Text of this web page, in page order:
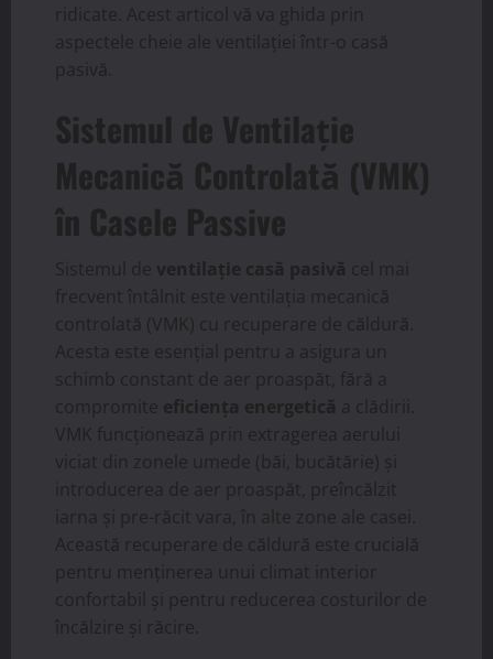
ridicate. Acest articol vă va ghida prin
aspectele cheie ale ventilației într-o casă
pasivă.
Sistemul de Ventilație
Mecanică Controlată (VMK)
în Casele Passive
Sistemul de ventilație casă pasivă cel mai
frecvent întâlnit este ventilația mecanică
controlată (VMK) cu recuperare de căldură.
Acesta este esențial pentru a asigura un
schimb constant de aer proaspăt, fără a
compromite eficiența energetică a clădirii.
VMK funcționează prin extragerea aerului
viciat din zonele umede (băi, bucătărie) și
introducerea de aer proaspăt, preîncălzit
iarna și pre-răcit vara, în alte zone ale casei.
Această recuperare de căldură este crucială
pentru menținerea unui climat interior
confortabil și pentru reducerea costurilor de
încălzire și răcire.